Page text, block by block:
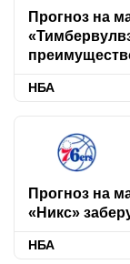
Прогноз на
НБА
Прогноз на
«Никс»
НБА